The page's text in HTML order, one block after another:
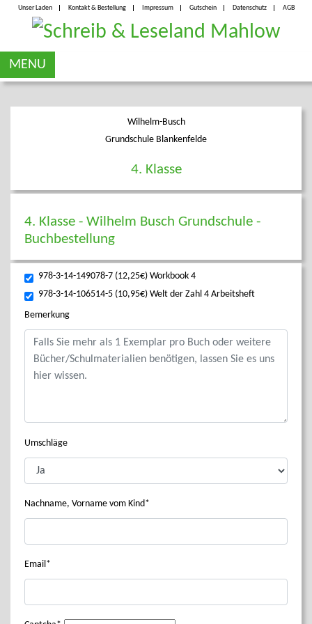
Unser Laden Kontakt & Bestellung Impressum Gutschein Datenschutz AGB
MENU
Wilhelm-Busch
Grundschule Blankenfelde
4. Klasse
4. Klasse - Wilhelm Busch Grundschule -
Buchbestellung
978-3-14-149078-7 (12,25€) Workbook 4
978-3-14-106514-5 (10,95€) Welt der Zahl 4 Arbeitsheft
Bemerkung
Umschläge
Nachname, Vorname vom Kind
Email